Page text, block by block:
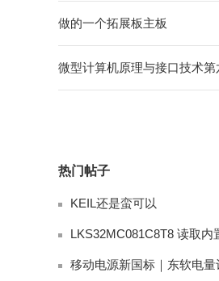
做的一个拓展板主板
微型计算机原理与接口技术
热门帖子
KEIL还是蛮可以
LKS32MC081C8T8 读取内
移动电源新国标｜东软电